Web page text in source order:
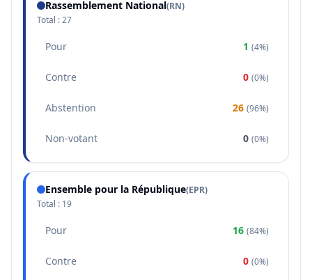
Rassemblement National(RN)
Total :27
Pour 1 (4%)
Contre 0 (0%)
Abstention 26 (96%)
Non-votant 0 (0%)
Ensemble pour la République(EPR)
Total : 19
Pour 16 (84%)
Contre 0 (0%)